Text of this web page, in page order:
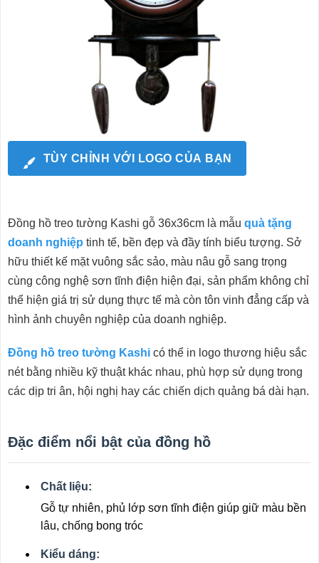
TÙY CHỈNH VỚI LOGO CỦA BẠN
Đồng hồ treo tường Kashi gỗ 36x36cm là mẫu quà tặng
doanh nghiệp tinh tế, bền đẹp và đầy tính biểu tượng. Sở
hữu thiết kế mặt vuông sắc sảo, màu nâu gỗ sang trọng
cùng công nghệ sơn tĩnh điện hiện đại, sản phẩm không chỉ
thể hiện giá trị sử dụng thực tế mà còn tôn vinh đẳng cấp và
hình ảnh chuyên nghiệp của doanh nghiệp.
Đồng hồ treo tường Kashicó thể in logo thương hiệu sắc
nét bằng nhiều kỹ thuật khác nhau, phù hợp sử dụng trong
các dịp tri ân, hội nghị hay các chiến dịch quảng bá dài hạn.
Đặc điểm nổi bật của đồng hồ
Chất liệu:
Gỗ tự nhiên, phủ lớp sơn tĩnh điện giúp giữ màu bền
lâu, chống bong tróc
Kiểu dáng: